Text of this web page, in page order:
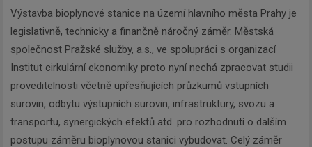
Výstavba bioplynové stanice na území hlavního města Prahy je
legislativně, technicky a finančně náročný záměr. Městská
společnost Pražské služby, a.s., ve spolupráci s organizací
Institut cirkulární ekonomiky proto nyní nechá zpracovat studii
proveditelnosti včetně upřesňujících průzkumů vstupních
surovin, odbytu výstupních surovin, infrastruktury, svozu a
transportu, synergických efektů atd. pro rozhodnutí o dalším
postupu záměru bioplynovou stanici vybudovat. Celý záměr